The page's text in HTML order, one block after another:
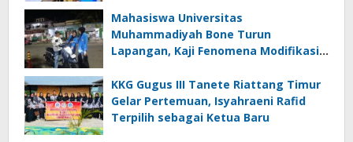
Mahasiswa Universitas
Muhammadiyah Bone Turun
Lapangan, Kaji Fenomena Modifikasi
FOTOFOBIA
KKG Gugus III Tanete Riattang Timur
Gelar Pertemuan, Isyahraeni Rafid
Terpilih sebagai Ketua Baru